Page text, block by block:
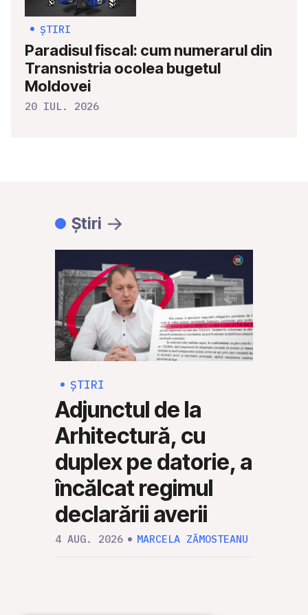
ȘTIRI
Paradisul fiscal: cum numerarul din
Transnistria ocolea bugetul
Moldovei
20 IUL. 2026
Știri
ȘTIRI
Adjunctul de la
Arhitectură, cu
duplex pe datorie, a
încălcat regimul
declarării averii
4 AUG. 2026 MARCELA ZĂMOSTEANU